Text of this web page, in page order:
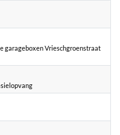
garageboxen Vrieschgroenstraat